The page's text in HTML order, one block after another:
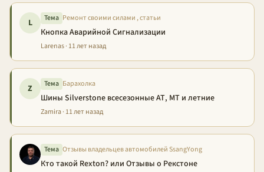
L Тема Ремонт своими силами , статьи
Кнопка Аварийной Сигнализации
Larenas · 11 лет назад
Z Тема Барахолка
Шины Silverstone всесезонные АТ, МТ и летние
Zamira · 11 лет назад
Тема Отзывы владельцев автомобилей SsangYong
Кто такой Rexton? или Отзывы о Рекстоне